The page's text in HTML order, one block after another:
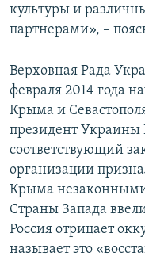
культуры и
партнерами», –
Верховная Рада
февраля 2014 года
Крыма и
президент Украины
соответствующий
организации
Крыма незаконными
Страны Запада
Россия отрицает
называет это